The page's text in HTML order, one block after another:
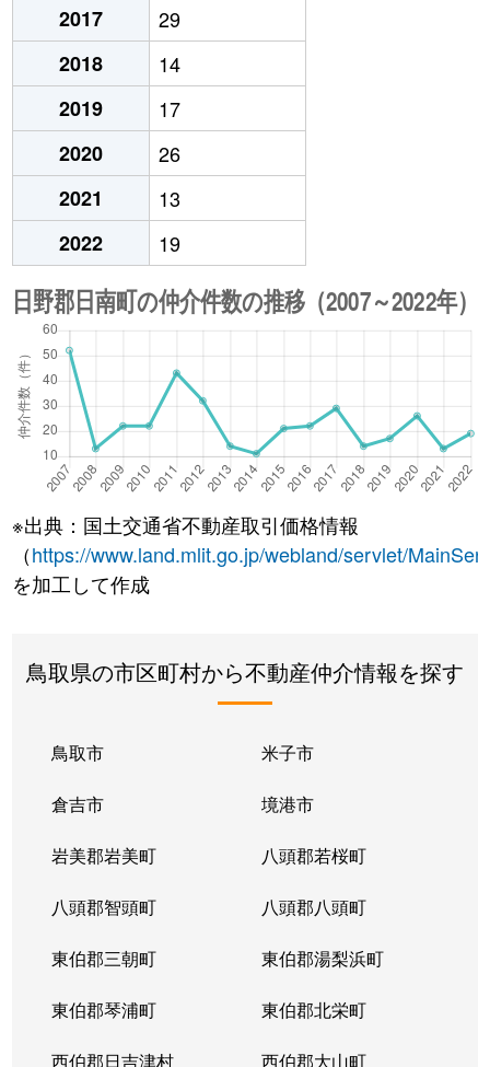
2017
29
2018
14
2019
17
2020
26
2021
13
2022
19
※出典：国土交通省不動産取引価格情報
（https://www.land.mlit.go.jp/webland/servlet/
を加工して作成
鳥取県の市区町村から不動産仲介情報を探す
鳥取市 米子市
倉吉市 境港市
岩美郡岩美町 八頭郡若桜町
八頭郡智頭町 八頭郡八頭町
東伯郡三朝町 東伯郡湯梨浜町
東伯郡琴浦町 東伯郡北栄町
西伯郡日吉津村 西伯郡大山町